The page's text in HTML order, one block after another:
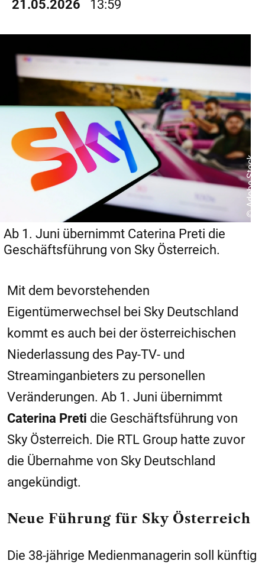
21.05.2026 13:59
© Adobe Stock
Ab 1. Juni übernimmt Caterina Preti die
Geschäftsführung von Sky Österreich.
Mit dem bevorstehenden
Eigentümerwechsel bei Sky Deutschland
kommt es auch bei der österreichischen
Niederlassung des Pay-TV- und
Streaminganbieters zu personellen
Veränderungen. Ab 1. Juni übernimmt
Caterina Preti die Geschäftsführung von
Sky Österreich. Die RTL Group hatte zuvor
die Übernahme von Sky Deutschland
angekündigt.
Neue Führung für Sky Österreich
Die 38-jährige Medienmanagerin soll künftig